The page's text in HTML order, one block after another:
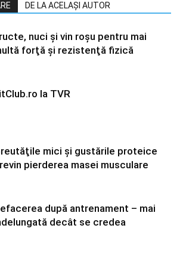
DE LA ACELAȘI AUTOR
nuci şi vin roşu pentru mai
forţă şi rezistenţă fizică
la TVR
mici şi gustările proteice
pierderea masei musculare
după antrenament – mai
decât se credea